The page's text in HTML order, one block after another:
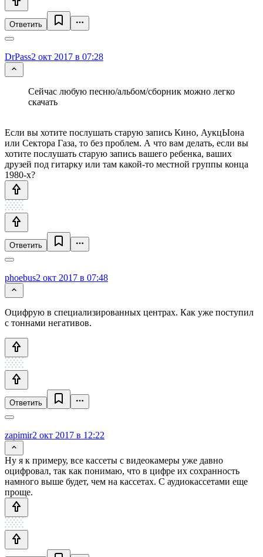
Ответить
DrPass2 окт 2017 в 07:28
Сейчас любую песню/альбом/сборник можно легко
скачать
Если вы хотите послушать старую запись Кино, АукцЫона
или Сектора Газа, то без проблем. А что вам делать, если вы
хотите послушать старую запись вашего ребенка, ваших
друзей под гитарку или там какой-то местной группы конца
1980-х?
Ответить
phoebus2 окт 2017 в 07:48
Оцифрую в специализированных центрах. Как уже поступил
с тоннами негативов.
Ответить
zapimir2 окт 2017 в 12:22
Ну я к примеру, все кассеты с видеокамеры уже давно
оцифровал, так как понимаю, что в цифре их сохранность
намного выше будет, чем на кассетах. С аудиокассетами еще
проще.